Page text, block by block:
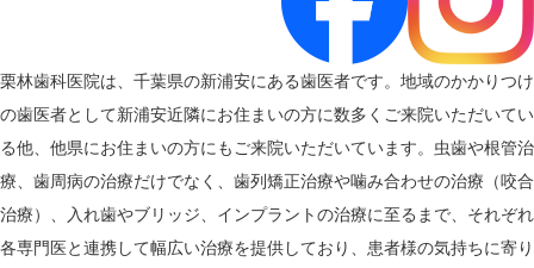
栗林歯科医院は、千葉県の新浦安にある歯医者です。地域のかかりつけ
の歯医者として新浦安近隣にお住まいの方に数多くご来院いただいてい
る他、他県にお住まいの方にもご来院いただいています。虫歯や根管治
療、歯周病の治療だけでなく、歯列矯正治療や噛み合わせの治療（咬合
治療）、入れ歯やブリッジ、インプラントの治療に至るまで、それぞれ
各専門医と連携して幅広い治療を提供しており、患者様の気持ちに寄り